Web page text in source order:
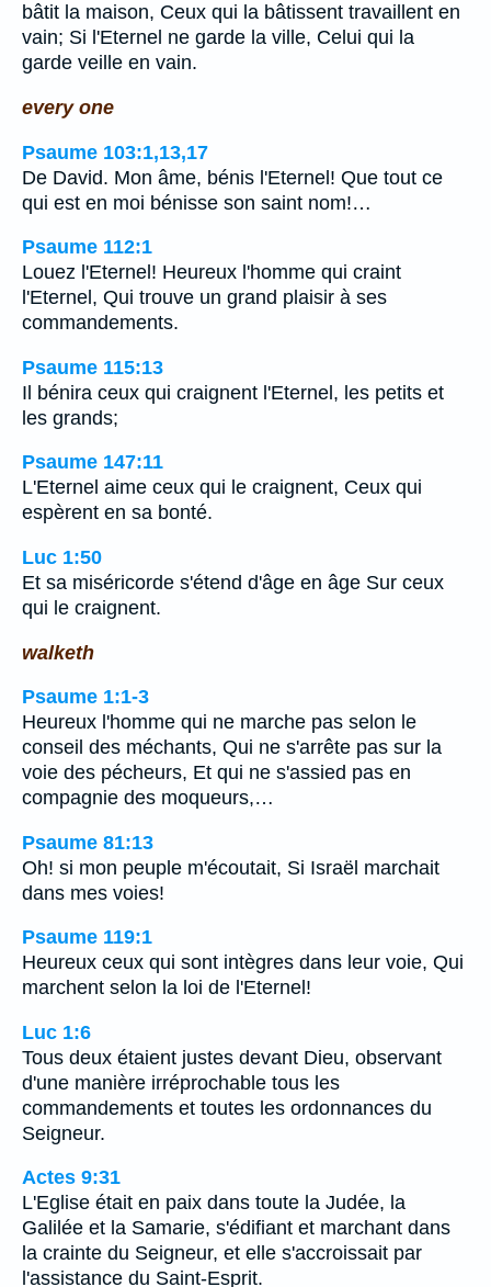
bâtit la maison, Ceux qui la bâtissent travaillent en
vain; Si l'Eternel ne garde la ville, Celui qui la
garde veille en vain.
every one
Psaume 103:1,13,17
De David. Mon âme, bénis l'Eternel! Que tout ce
qui est en moi bénisse son saint nom!…
Psaume 112:1
Louez l'Eternel! Heureux l'homme qui craint
l'Eternel, Qui trouve un grand plaisir à ses
commandements.
Psaume 115:13
Il bénira ceux qui craignent l'Eternel, les petits et
les grands;
Psaume 147:11
L'Eternel aime ceux qui le craignent, Ceux qui
espèrent en sa bonté.
Luc 1:50
Et sa miséricorde s'étend d'âge en âge Sur ceux
qui le craignent.
walketh
Psaume 1:1-3
Heureux l'homme qui ne marche pas selon le
conseil des méchants, Qui ne s'arrête pas sur la
voie des pécheurs, Et qui ne s'assied pas en
compagnie des moqueurs,…
Psaume 81:13
Oh! si mon peuple m'écoutait, Si Israël marchait
dans mes voies!
Psaume 119:1
Heureux ceux qui sont intègres dans leur voie, Qui
marchent selon la loi de l'Eternel!
Luc 1:6
Tous deux étaient justes devant Dieu, observant
d'une manière irréprochable tous les
commandements et toutes les ordonnances du
Seigneur.
Actes 9:31
L'Eglise était en paix dans toute la Judée, la
Galilée et la Samarie, s'édifiant et marchant dans
la crainte du Seigneur, et elle s'accroissait par
l'assistance du Saint-Esprit.